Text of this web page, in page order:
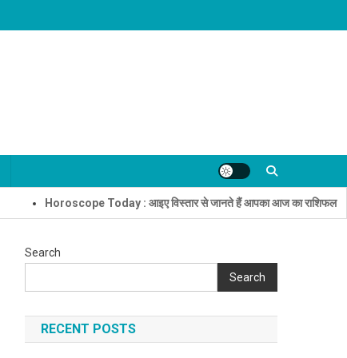
Horoscope Today : आइए विस्तार से जानते हैं आपका आज का राशिफल
Search
Search
RECENT POSTS